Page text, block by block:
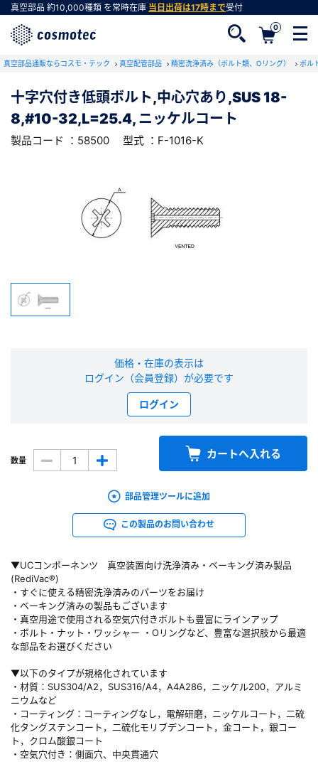
真空部品 約10,000種類 を常時在庫 当日出荷は17時まで受付
0
真空部品通販ならコスモ・テック 真空配管部品 精密洗浄済み（ボルト類、Oリング） ボル
十字穴付き低頭ボルト,中心穴あり,SUS 18-
8,#10-32,L=25.4, ニッケルコート
製品コード ：58500 型式 ：F-1016-K
▼UCコンポーネンツ 真空装置向け洗浄済み・ベーキング済み製品
(RediVac®)
・すぐに使える精密洗浄済みのパーツをお届け
・ベーキング済みの製品もございます
・真空用途で使用される空気穴付きボルトも豊富にラインアップ
・ボルト・ナット・ワッシャー ・Oリングなど、豊富な選択肢から最適
な部品をお選びください
▼以下のタイプが規格化されています
・材質：SUS304/A2，SUS316/A4，A4A286，ニッケル200，アルミ
ニウムなど
・コーティング：コーティングなし，電解研磨，ニッケルコート，二硫
化タングステンコート，二硫化モリブデンコート，金コート，銀コー
ト，クロム酸銀コート
・空気穴付き：側面穴、中央貫通穴
価格・在庫の表示は
ログイン（会員登録）が必要です
ログイン
数量 カートへ入れる
部品管理ツールに追加
この製品のお問い合わせ
RoHS2適合報告書のダウンロード
下記製品のRoHS2適合報告書のダウンロードをします。
十字穴付き低頭ボルト,中心穴あり,SUS 18-
8,#10-32,L=25.4, ニッケルコート
型式 ：F-1016-K 製品コード ：58500
会員登録がお済みでない方
会員登録をすれば、便利な機能がご利用いただけ
※新規会員登録をお申し込み頂いてから本登録となるまで、数日間かかる場合
会員の方はこちら
※パスワードをお忘れの方は、
※メールアドレスを忘れた方は、
お問い合わせページ よりお問い合わせくださ